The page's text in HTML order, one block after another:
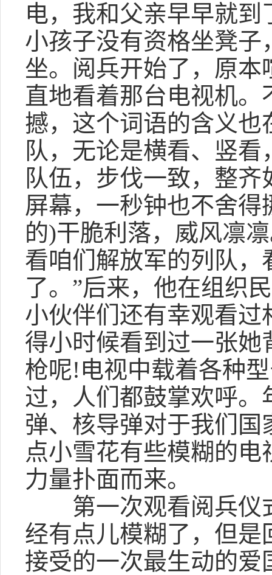
电，我和父亲早早就
小孩子没有资格坐凳
坐。阅兵开始了，原
直地看着那台电视机
撼，这个词语的含义
队，无论是横看、竖
队伍，步伐一致，整
屏幕，一秒钟也不舍得
的)干脆利落，威风凛
看咱们解放军的列队
了。”后来，他在组织
小伙伴们还有幸观看过
得小时候看到过一张
枪呢!电视中载着各种
过，人们都鼓掌欢呼
弹、核导弹对于我们
点小雪花有些模糊的
力量扑面而来。
第一次观看阅兵仪
经有点儿模糊了，但
接受的一次最生动的